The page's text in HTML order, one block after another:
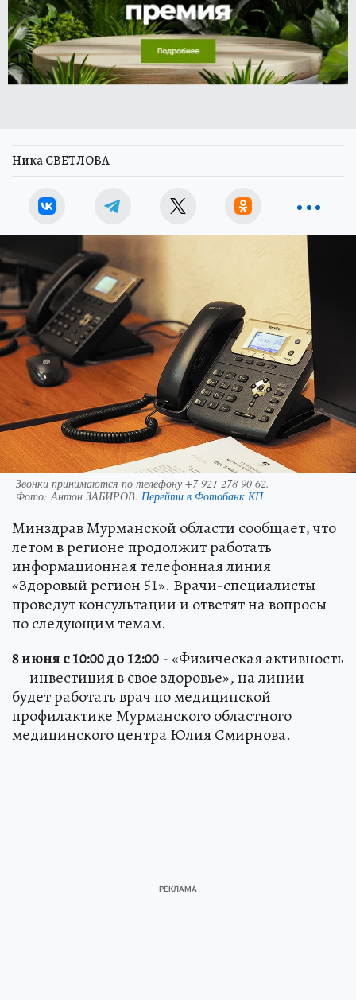
Ника СВЕТЛОВА
Звонки принимаются по телефону +7 921 278 90 62.
Фото: Антон ЗАБИРОВ. Перейти в Фотобанк КП
Минздрав Мурманской области сообщает, что
летом в регионе продолжит работать
информационная телефонная линия
«Здоровый регион 51». Врачи-специалисты
проведут консультации и ответят на вопросы
по следующим темам.
8 июня с 10:00 до 12:00- «Физическая активность
— инвестиция в свое здоровье», на линии
будет работать врач по медицинской
профилактике Мурманского областного
медицинского центра Юлия Смирнова.